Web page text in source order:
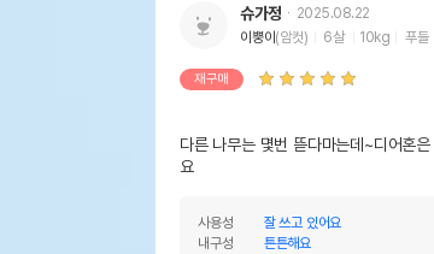
유통기한
상
슈가정
2025.08.22
이뿡이(암컷) 6살 10kg 푸들
재구매
다른 나무는 몇번 뜯다마는데~디어혼
요
사용성
잘 쓰고 있어요
내구성
튼튼해요